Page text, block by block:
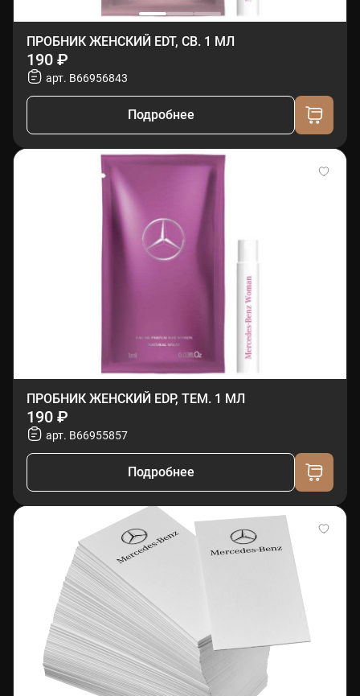
ПРОБНИК ЖЕНСКИЙ EDT, СВ. 1 МЛ
190 ₽
арт. B66956843
Подробнее
ПРОБНИК ЖЕНСКИЙ EDP, ТЕМ. 1 МЛ
190 ₽
арт. B66955857
Подробнее